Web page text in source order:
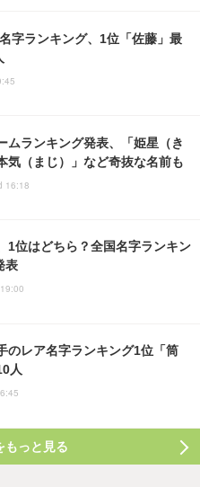
字ランキング、1位「佐藤」最
ムランキング発表、「姫星（き
気（まじ）」など奇抜な名前も
16:18
1位はどちら？全国名字ランキン
表
のレア名字ランキング1位「筒
人
もっと見る